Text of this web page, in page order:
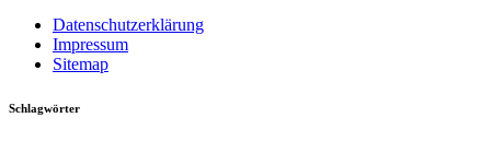
Datenschutzerklärung
Impressum
Sitemap
Schlagwörter